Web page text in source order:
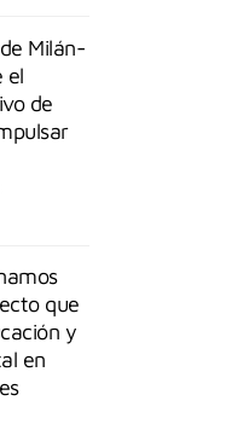
Milán-
el
de
que
y
en